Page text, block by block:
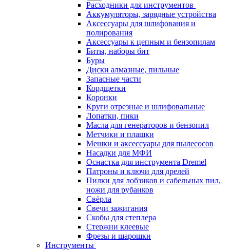
Расходники для инструментов
Аккумуляторы, зарядные устройства
Аксессуары для шлифования и
полирования
Аксессуары к цепным и бензопилам
Биты, наборы бит
Буры
Диски алмазные, пильные
Запасные части
Кордщетки
Коронки
Круги отрезные и шлифовальные
Лопатки, пики
Масла для генераторов и бензопил
Метчики и плашки
Мешки и аксессуары для пылесосов
Насадки для МФИ
Оснастка для инструмента Dremel
Патроны и ключи для дрелей
Пилки для лобзиков и сабельных пил,
ножи для рубанков
Свёрла
Свечи зажигания
Скобы для степлера
Стержни клеевые
Фрезы и шарошки
Инструменты